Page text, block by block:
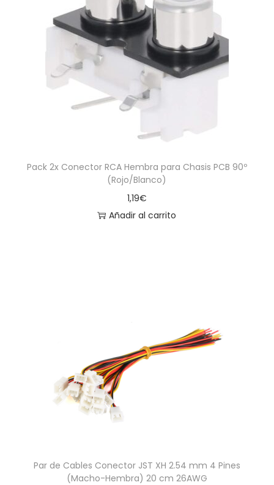
Pack 2x Conector RCA Hembra para Chasis PCB 90º
(Rojo/Blanco)
1,19€
Añadir al carrito
Par de Cables Conector JST XH 2.54 mm 4 Pines
(Macho-Hembra) 20 cm 26AWG